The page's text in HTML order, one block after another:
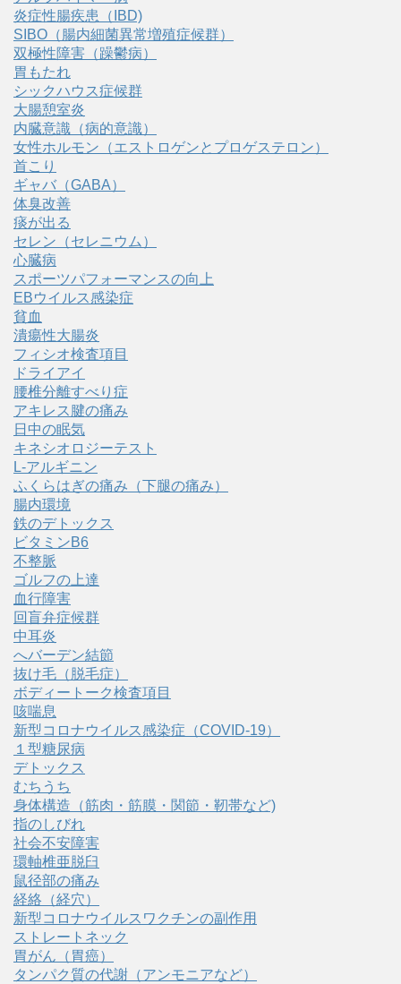
炎症性腸疾患（IBD)
SIBO（腸内細菌異常増殖症候群）
双極性障害（躁鬱病）
胃もたれ
シックハウス症候群
大腸憩室炎
内臓意識（病的意識）
女性ホルモン（エストロゲンとプロゲステロン）
首こり
ギャバ（GABA）
体臭改善
痰が出る
セレン（セレニウム）
心臓病
スポーツパフォーマンスの向上
EBウイルス感染症
貧血
潰瘍性大腸炎
フィシオ検査項目
ドライアイ
腰椎分離すべり症
アキレス腱の痛み
日中の眠気
キネシオロジーテスト
L-アルギニン
ふくらはぎの痛み（下腿の痛み）
腸内環境
鉄のデトックス
ビタミンB6
不整脈
ゴルフの上達
血行障害
回盲弁症候群
中耳炎
へバーデン結節
抜け毛（脱毛症）
ボディートーク検査項目
咳喘息
新型コロナウイルス感染症（COVID‑19）
１型糖尿病
デトックス
むちうち
身体構造（筋肉・筋膜・関節・靭帯など)
指のしびれ
社会不安障害
環軸椎亜脱臼
鼠径部の痛み
経絡（経穴）
新型コロナウイルスワクチンの副作用
ストレートネック
胃がん（胃癌）
タンパク質の代謝（アンモニアなど）